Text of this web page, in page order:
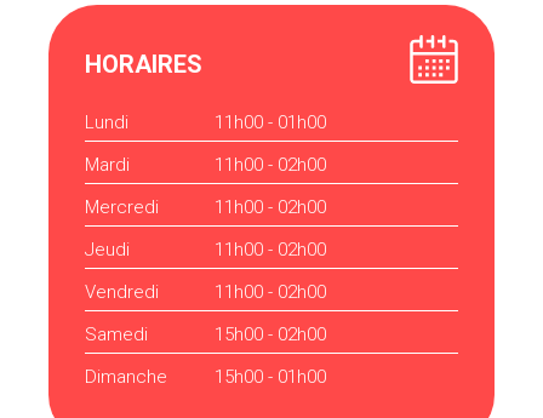
HORAIRES
Lundi
11h00 - 01h00
Mardi
11h00 - 02h00
Mercredi
11h00 - 02h00
Jeudi
11h00 - 02h00
Vendredi
11h00 - 02h00
Samedi
15h00 - 02h00
Dimanche
15h00 - 01h00